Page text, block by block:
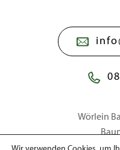
Wörlein
86911